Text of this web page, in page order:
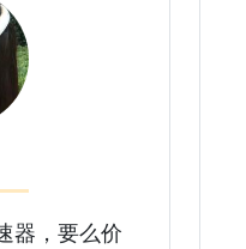
器，要么价